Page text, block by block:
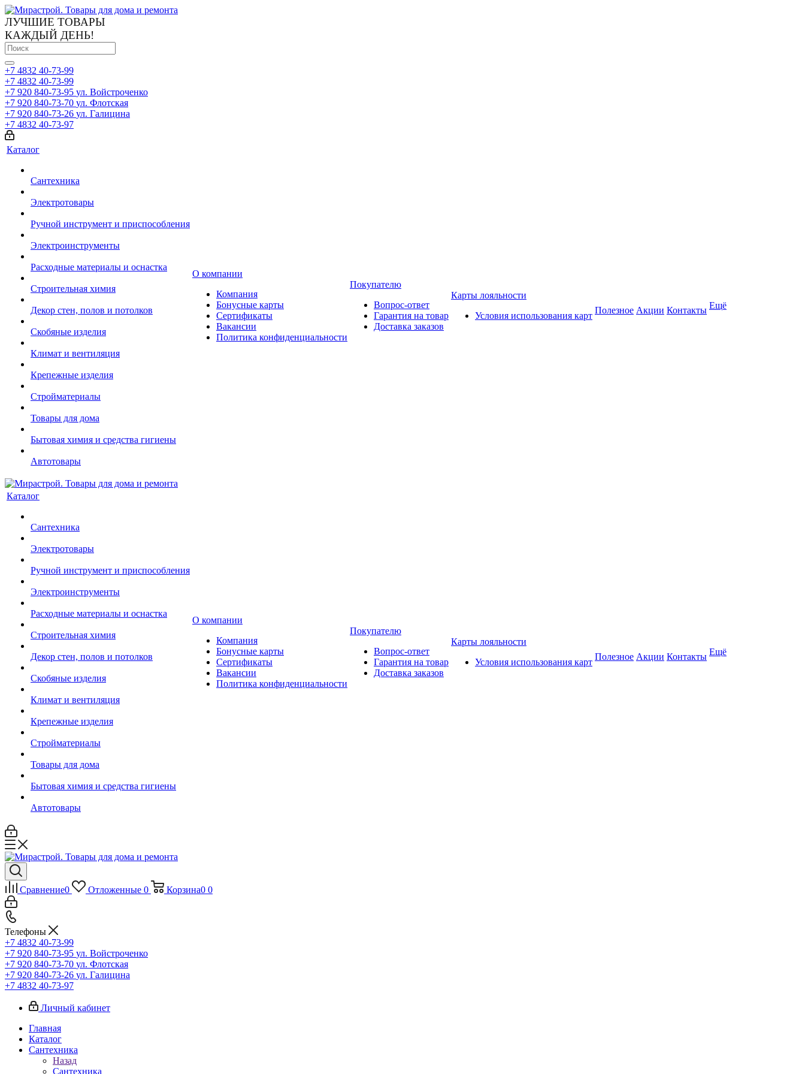
ЛУЧШИЕ ТОВАРЫ
КАЖДЫЙ ДЕНЬ!
+7 4832 40-73-99
+7 4832 40-73-99
+7 920 840-73-95 ул. Войстроченко
+7 920 840-73-70 ул. Флотская
+7 920 840-73-26 ул. Галицина
+7 4832 40-73-97
Каталог
Сантехника
Электротовары
Ручной инструмент и приспособления
Электроинструменты
Расходные материалы и оснастка
Строительная химия
Декор стен, полов и потолков
Скобяные изделия
Климат и вентиляция
Крепежные изделия
Стройматериалы
Товары для дома
Бытовая химия и средства гигиены
Автотовары
О компании
Компания
Бонусные карты
Сертификаты
Вакансии
Политика конфиденциальности
Покупателю
Вопрос-ответ
Гарантия на товар
Доставка заказов
Карты лояльности
Условия использования карт
Полезное Акции Контакты Ещё
Каталог
Сантехника
Электротовары
Ручной инструмент и приспособления
Электроинструменты
Расходные материалы и оснастка
Строительная химия
Декор стен, полов и потолков
Скобяные изделия
Климат и вентиляция
Крепежные изделия
Стройматериалы
Товары для дома
Бытовая химия и средства гигиены
Автотовары
О компании
Компания
Бонусные карты
Сертификаты
Вакансии
Политика конфиденциальности
Покупателю
Вопрос-ответ
Гарантия на товар
Доставка заказов
Карты лояльности
Условия использования карт
Полезное Акции Контакты Ещё
Сравнение0 Отложенные 0 Корзина0 0
Телефоны
+7 4832 40-73-99
+7 920 840-73-95 ул. Войстроченко
+7 920 840-73-70 ул. Флотская
+7 920 840-73-26 ул. Галицина
+7 4832 40-73-97
Личный кабинет
Главная
Каталог
Сантехника
Назад
Сантехника